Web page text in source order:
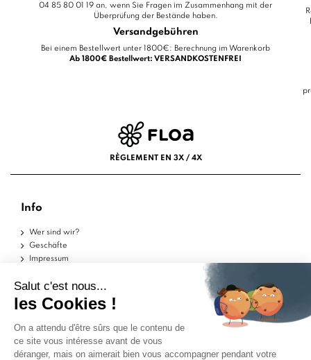
04 85 80 01 19 an, wenn Sie Fragen im Zusammenhang mit der
Überprüfung der Bestände haben.
Versandgebühren
Bei einem Bestellwert unter 1800€: Berechnung im Warenkorb
Ab 1800€ Bestellwert: VERSANDKOSTENFREI
RÈGLEMENT EN 3X / 4X
Info
Wer sind wir?
Geschäfte
Impressum
Datenschutzerklärung
Hilfe
Musterstücke
Lieferungen
Rückgaben